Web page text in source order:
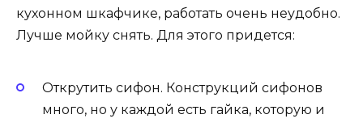
кухонном шкафчике, работать очень неудобно.
Лучше мойку снять. Для этого придется:
Открутить сифон. Конструкций сифонов
много, но у каждой есть гайка, которую и